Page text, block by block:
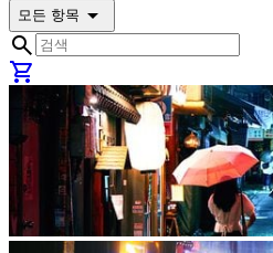
모든 항목 arrow_drop_down
search
shopping_cart